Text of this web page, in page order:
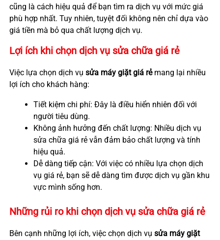
cũng là cách hiệu quả để bạn tìm ra dịch vụ với mức giá
phù hợp nhất. Tuy nhiên, tuyệt đối không nên chỉ dựa vào
giá tiền mà bỏ qua chất lượng dịch vụ.
Lợi ích khi chọn dịch vụ sửa chữa giá rẻ
Việc lựa chọn dịch vụ sửa máy giặt giá rẻmang lại nhiều
lợi ích cho khách hàng:
Tiết kiệm chi phí: Đây là điều hiển nhiên đối với
người tiêu dùng.
Không ảnh hưởng đến chất lượng: Nhiều dịch vụ
sửa chữa giá rẻ vẫn đảm bảo chất lượng và tính
hiệu quả.
Dễ dàng tiếp cận: Với việc có nhiều lựa chọn dịch
vụ giá rẻ, bạn sẽ dễ dàng tìm được dịch vụ gần khu
vực mình sống hơn.
Những rủi ro khi chọn dịch vụ sửa chữa giá rẻ
Bên cạnh những lợi ích, việc chọn dịch vụ sửa máy giặt